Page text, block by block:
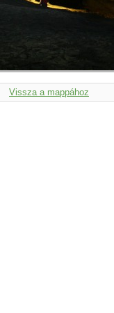
Vissza a mappához